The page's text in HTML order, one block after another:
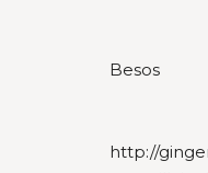
Besos
http://